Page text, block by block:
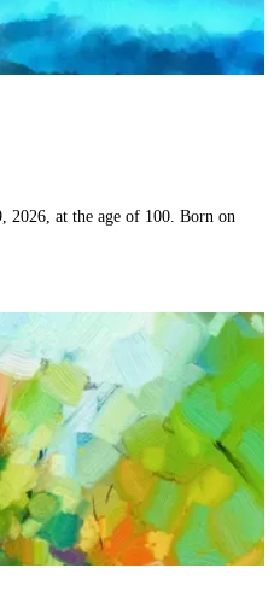
2026, at the age of 100. Born on